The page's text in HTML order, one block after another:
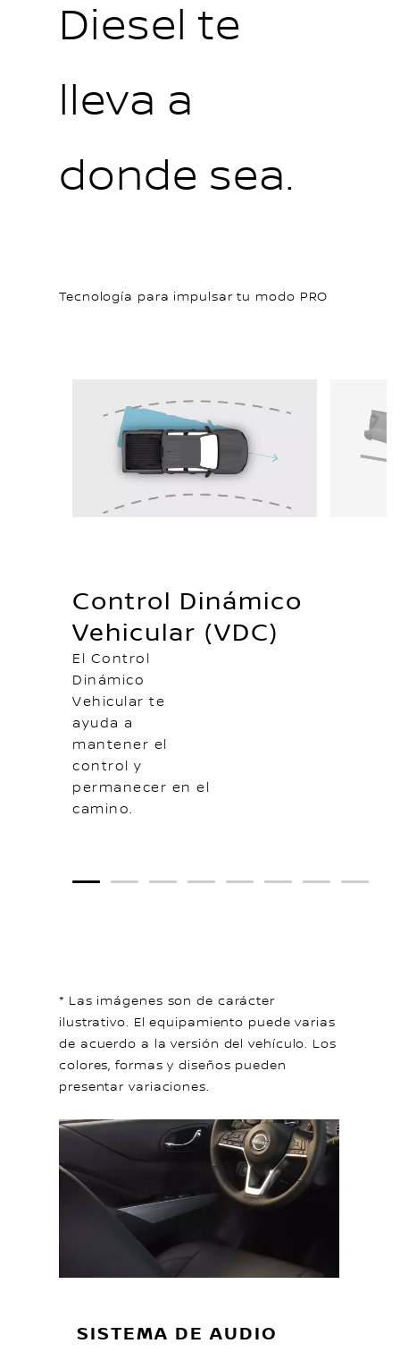
Diesel te
lleva a
donde sea.
Tecnología para impulsar tu modo PRO
Control Dinámico
Vehicular (VDC)
El Control
Dinámico
Vehicular te
ayuda a
mantener el
control y
permanecer en el
camino.
1 2 3 4 5 6 7 8
* Las imágenes son de carácter
ilustrativo. El equipamiento puede varias
de acuerdo a la versión del vehículo. Los
colores, formas y diseños pueden
presentar variaciones.
SISTEMA DE AUDIO